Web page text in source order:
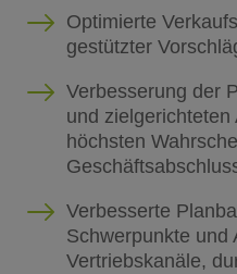
Optimierte
gestützter
Verbesserung der
und
höchsten
Verbesserte
Schwerpunkte und
Vertriebskanäle,